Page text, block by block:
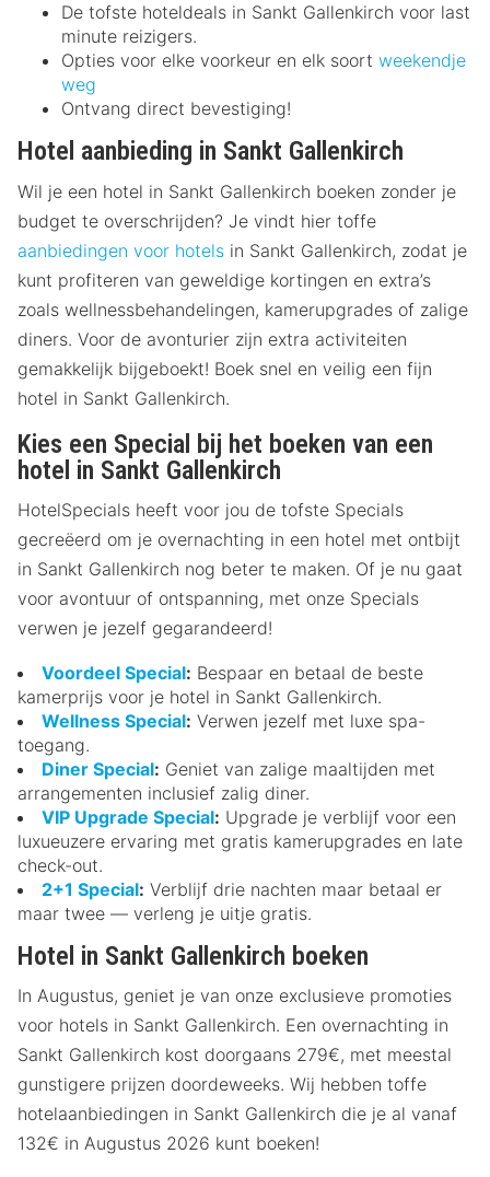
De tofste hoteldeals in Sankt Gallenkirch voor last
minute reizigers.
Opties voor elke voorkeur en elk soort weekendje
weg
Ontvang direct bevestiging!
Hotel aanbieding in Sankt Gallenkirch
Wil je een hotel in Sankt Gallenkirch boeken zonder je
budget te overschrijden? Je vindt hier toffe
aanbiedingen voor hotels in Sankt Gallenkirch, zodat je
kunt profiteren van geweldige kortingen en extra’s
zoals wellnessbehandelingen, kamerupgrades of zalige
diners. Voor de avonturier zijn extra activiteiten
gemakkelijk bijgeboekt! Boek snel en veilig een fijn
hotel in Sankt Gallenkirch.
Kies een Special bij het boeken van een
hotel in Sankt Gallenkirch
HotelSpecials heeft voor jou de tofste Specials
gecreëerd om je overnachting in een hotel met ontbijt
in Sankt Gallenkirch nog beter te maken. Of je nu gaat
voor avontuur of ontspanning, met onze Specials
verwen je jezelf gegarandeerd!
Voordeel Special: Bespaar en betaal de beste
kamerprijs voor je hotel in Sankt Gallenkirch.
Wellness Special: Verwen jezelf met luxe spa-
toegang.
Diner Special: Geniet van zalige maaltijden met
arrangementen inclusief zalig diner.
VIP Upgrade Special: Upgrade je verblijf voor een
luxueuzere ervaring met gratis kamerupgrades en late
check-out.
2+1 Special: Verblijf drie nachten maar betaal er
maar twee — verleng je uitje gratis.
Hotel in Sankt Gallenkirch boeken
In Augustus, geniet je van onze exclusieve promoties
voor hotels in Sankt Gallenkirch. Een overnachting in
Sankt Gallenkirch kost doorgaans 279€, met meestal
gunstigere prijzen doordeweeks. Wij hebben toffe
hotelaanbiedingen in Sankt Gallenkirch die je al vanaf
132€ in Augustus 2026 kunt boeken!